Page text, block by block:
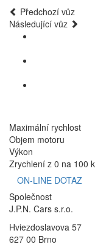
Předchozí vůz
Následující vůz
Maximální rychlost
Objem motoru
Výkon
Zrychlení z 0 na 100
ON-LINE DOTAZ
Společnost
J.P.N. Cars s.r.o.
Hviezdoslavova 57
627 00 Brno